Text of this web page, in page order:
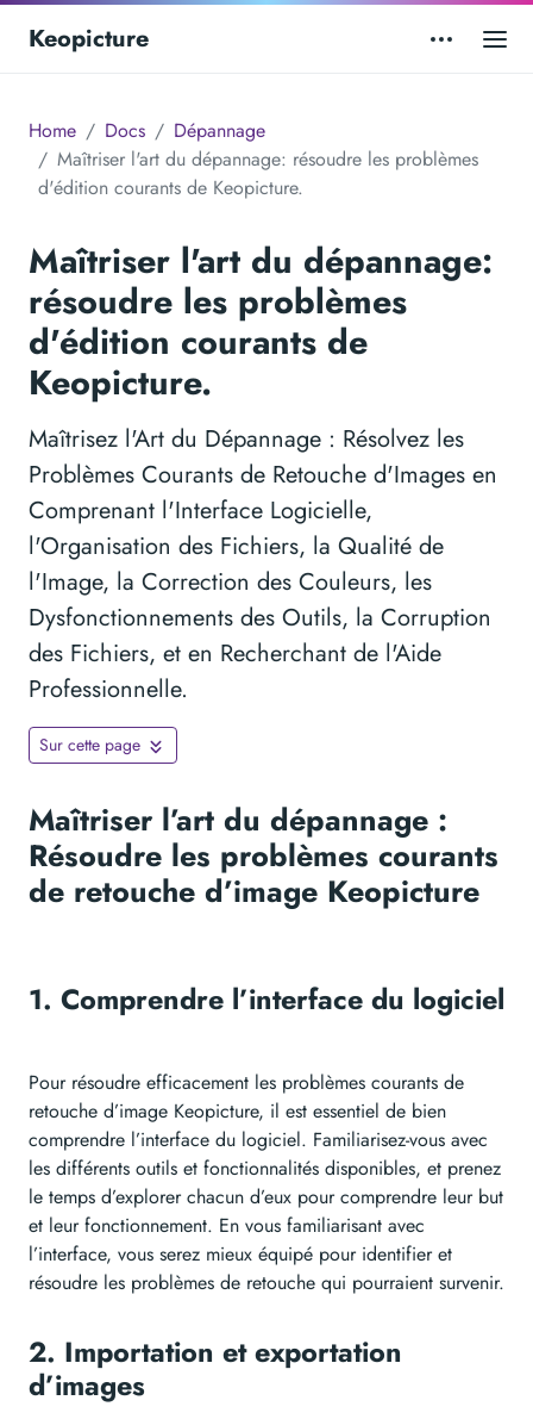
Keopicture
Home Docs
Dépannage
Maîtriser l'art du dépannage: résoudre les problèmes
d'édition courants de Keopicture.
Maîtriser l'art du dépannage:
résoudre les problèmes
d'édition courants de
Keopicture.
Maîtrisez l'Art du Dépannage : Résolvez les
Problèmes Courants de Retouche d'Images en
Comprenant l'Interface Logicielle,
l'Organisation des Fichiers, la Qualité de
l'Image, la Correction des Couleurs, les
Dysfonctionnements des Outils, la Corruption
des Fichiers, et en Recherchant de l'Aide
Professionnelle.
Sur cette page
Maîtriser l’art du dépannage :
Résoudre les problèmes courants
de retouche d’image Keopicture
1. Comprendre l’interface du logiciel
Pour résoudre efficacement les problèmes courants de
retouche d’image Keopicture, il est essentiel de bien
comprendre l’interface du logiciel. Familiarisez-vous avec
les différents outils et fonctionnalités disponibles, et prenez
le temps d’explorer chacun d’eux pour comprendre leur but
et leur fonctionnement. En vous familiarisant avec
l’interface, vous serez mieux équipé pour identifier et
résoudre les problèmes de retouche qui pourraient survenir.
2. Importation et exportation
d’images